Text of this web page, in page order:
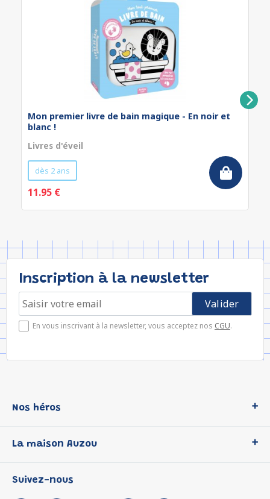
Mon premier livre de bain magique - En noir et
blanc !
Livres d'éveil
dès 2 ans
11.95 €
Inscription à la newsletter
En vous inscrivant à la newsletter, vous acceptez nos CGU.
Nos héros
P'tit Loup
Les Influenceuses
La maison Auzou
Notre histoire
Suivez-nous